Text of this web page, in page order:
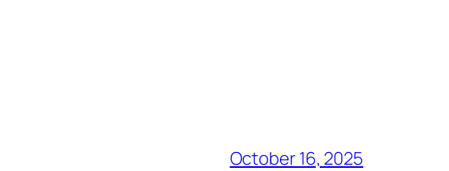
October 16, 2025